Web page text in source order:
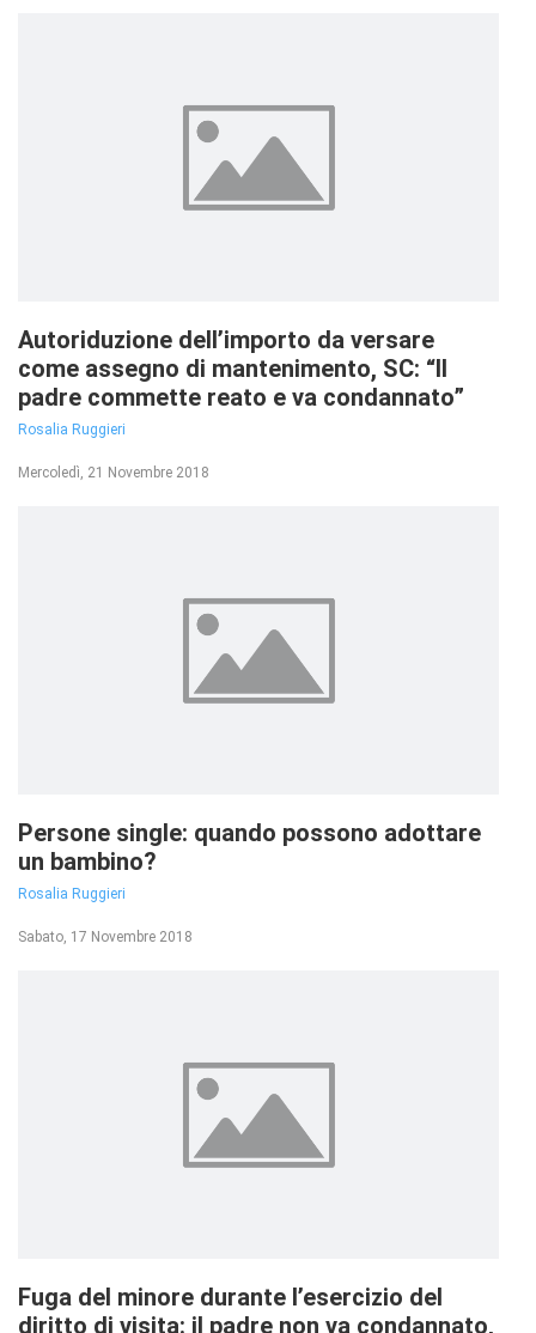
Autoriduzione dell’importo da versare
come assegno di mantenimento, SC: “Il
padre commette reato e va condannato”
Rosalia Ruggieri
Mercoledì, 21 Novembre 2018
Persone single: quando possono adottare
un bambino?
Rosalia Ruggieri
Sabato, 17 Novembre 2018
Fuga del minore durante l’esercizio del
diritto di visita: il padre non va condannato,